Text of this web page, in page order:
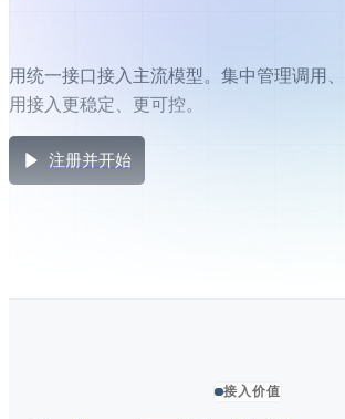
用统一接口接入主流模型。集中管理调用
用接入更稳定、更可控。
注册并开始
接入价值